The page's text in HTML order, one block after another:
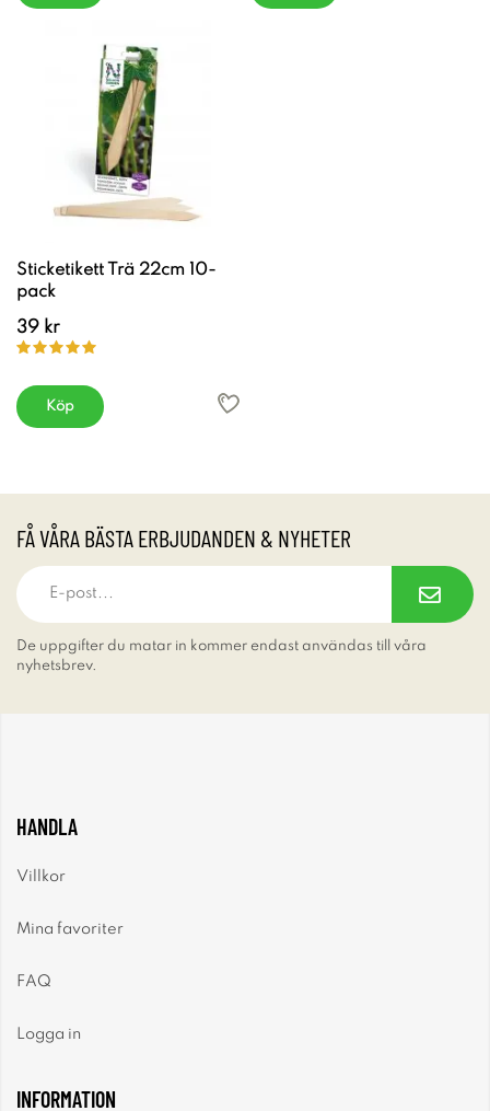
Sticketikett Trä 22cm 10-
pack
39 kr
Köp
FÅ VÅRA BÄSTA ERBJUDANDEN & NYHETER
De uppgifter du matar in kommer endast användas till våra
nyhetsbrev.
HANDLA
Villkor
Mina favoriter
FAQ
Logga in
INFORMATION